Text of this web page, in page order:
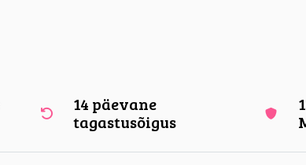
14 päevane
tagastusõigus